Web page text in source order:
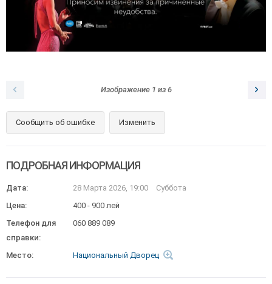
Изображение 1 из 6
Сообщить об ошибке Изменить
ПОДРОБНАЯ ИНФОРМАЦИЯ
Дата: 28 Марта 2026, 19:00
Суббота
Цена:
400 - 900 лей
Телефон для
справки:
060 889 089
Место: Национальный Дворец